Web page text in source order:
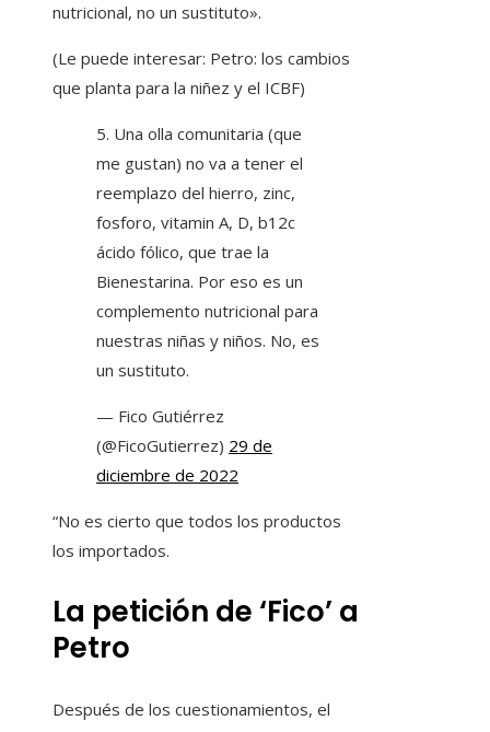
nutricional, no un sustituto».
(Le puede interesar: Petro: los cambios
que planta para la niñez y el ICBF)
5. Una olla comunitaria (que
me gustan) no va a tener el
reemplazo del hierro, zinc,
fosforo, vitamin A, D, b12c
ácido fólico, que trae la
Bienestarina. Por eso es un
complemento nutricional para
nuestras niñas y niños. No, es
un sustituto.
— Fico Gutiérrez
(@FicoGutierrez) 29 de
diciembre de 2022
“No es cierto que todos los productos
los importados.
La petición de ‘Fico’ a
Petro
Después de los cuestionamientos, el